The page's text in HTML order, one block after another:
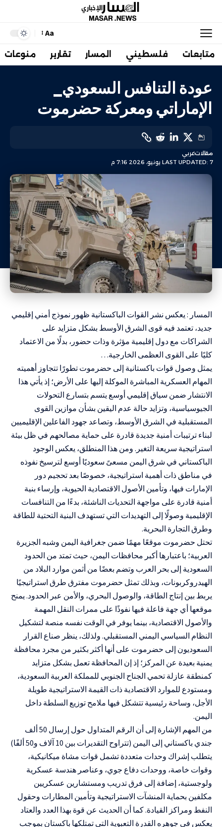
Aa
متابعات فلسطيني المسار تقارير منوعات
عودة التنافس السعودي_
الإماراتي ومعركة حضرموت
LAST UPDATED: 7 يونيو، 2026 7:16 م
مقالاتعربي
المسار : يعكس نشر القوات الباكستانية ظهور نموذج أمني إقليمي
جديد، تعتمد فيه قوى الشرق الأوسط بشكل متزايد على
الشراكات مع دول إقليمية مؤثرة وذات حضور، بدلًا من الاعتماد
كليًا على القوى العظمى الخارجية…
يمثل وصول قوات باكستانية إلى حضرموت تطورًا تتجاوز أهميته
المهام العسكرية المباشرة الموكلة إليها على الأرض؛ إذ يأتي هذا
الانتشار ضمن سياق إقليمي أوسع يتسم بتسارع التحولات
الجيوسياسية، وتزايد حالة عدم اليقين بشأن موازين القوى
المستقبلية في الشرق الأوسط، وتصاعد جهود الفاعلين الإقليميين
لبناء ترتيبات أمنية جديدة قادرة على حماية مصالحهم في ظل بيئة
استراتيجية سريعة التغير. ومن هذا المنطلق، يعكس الوجود
الباكستاني في شرق اليمن مسعىً سعوديًا أوسع لترسيخ نفوذه
في مناطق ذات أهمية استراتيجية، خصوصًا بعد تحجيم دور
الإمارات فيها، وتأمين الأصول الاقتصادية الحيوية، وإرساء بنية
أمنية قادرة على مواجهة التحديات الناشئة، بدءًا من التنافسات
الإقليمية وصولًا إلى التهديدات التي تستهدف البنية التحتية للطاقة
وطرق التجارة البحرية.
تحتل حضرموت موقعًا مهمًا ضمن جغرافية اليمن وشبه الجزيرة
العربية؛ باعتبارها أكبر محافظات اليمن، حيث تمتد من الحدود
السعودية إلى بحر العرب وتضم بعضًا من أثمن موارد البلاد من
الهيدروكربونات، وبذلك تمثل حضرموت مفترق طرق استراتيجيًا
يربط بين إنتاج الطاقة، والوصول البحري، والأمن عبر الحدود. يمنح
موقعها أي جهة فاعلة فيها نفوذًا على ممرات النقل المهمة
والأصول الاقتصادية، بينما يوفر في الوقت نفسه منصة لتشكيل
النظام السياسي اليمني المستقبلي. ولذلك، ينظر صناع القرار
السعوديون إلى حضرموت على أنها أكثر بكثير من مجرد محافظة
يمنية بعيدة عن المركز؛ إذ إن المحافظة تعمل بشكل متزايد
كمنطقة عازلة تحمي الجناح الجنوبي للمملكة العربية السعودية،
ومستودع للموارد الاقتصادية ذات القيمة الاستراتيجية طويلة
الأجل، وساحة رئيسية تتشكل فيها ملامح توزيع السلطة داخل
اليمن.
من المهم الإشارة إلى أن الرقم المتداول حول إرسال 50 ألف
جندي باكستاني إلى اليمن (تتراوح التقديرات بين 10 آلاف و50 ألفًا)
يتطلب إشراك وحدات متعددة تشمل قوات مشاة ميكانيكية،
وقوات خاصة، ووحدات دفاع جوي، وعناصر هندسة عسكرية
ولوجستية، إضافة إلى فرق تدريب ومستشارين عسكريين
مكلفين بحماية المنشآت الاستراتيجية وتأمين المطارات وحقول
النفط ومراكز القيادة. كما أن الحديث عن قوة بهذا العدد والعتاد
يعكس في جوهره القدرة التعبوية التي تمتلكها باكستان بموجب